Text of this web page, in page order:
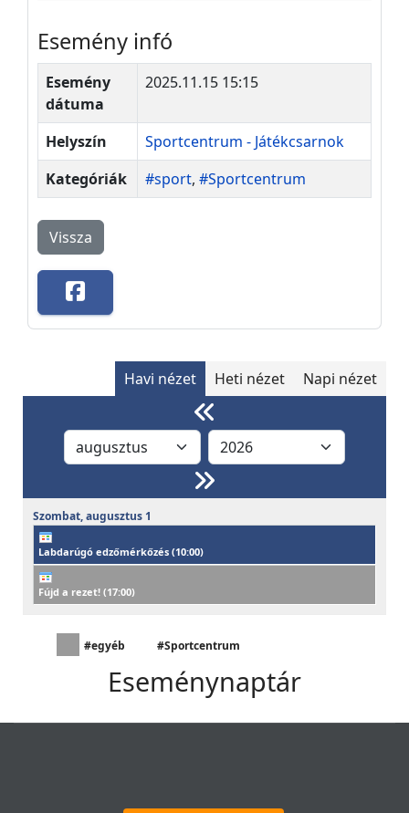
Esemény infó
Esemény
dátuma
2025.11.15 15:15
Helyszín
Sportcentrum - Játékcsarnok
Kategóriák
#sport, #Sportcentrum
Vissza
Havi nézet Heti nézet Napi nézet
Szombat,augusztus 1
Labdarúgó edzőmérkőzés (10:00)
Fújd a rezet! (17:00)
#egyéb #Sportcentrum
Eseménynaptár